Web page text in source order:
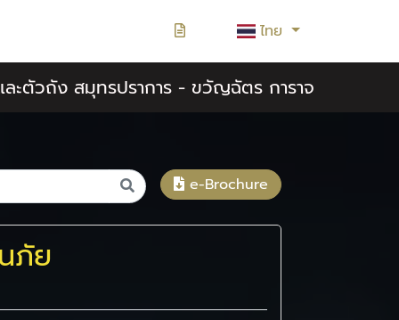
ไทย
ะตัวถัง สมุทรปราการ - ขวัญฉัตร การาจ
e-Brochure
ภัย